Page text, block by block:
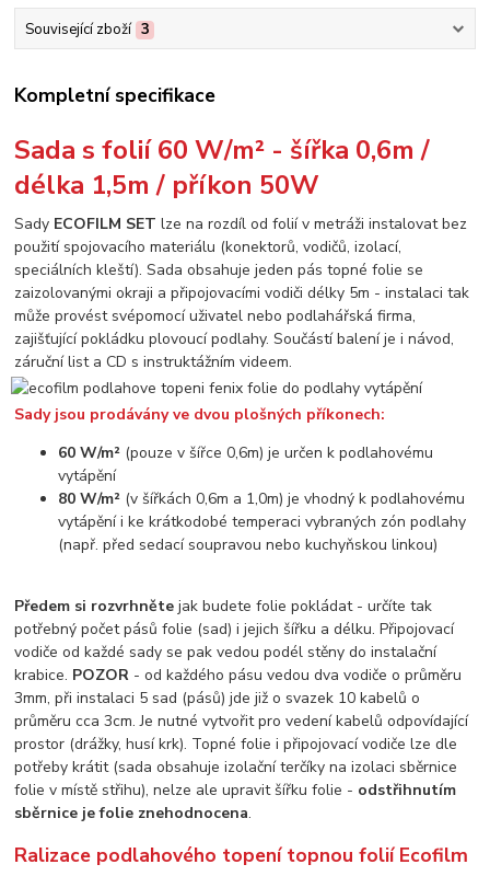
Související zboží 3
Kompletní specifikace
Sada s folií 60 W/m² - šířka 0,6m /
délka 1,5m / příkon 50W
Sady ECOFILM SET lze na rozdíl od folií v metráži instalovat bez
použití spojovacího materiálu (konektorů, vodičů, izolací,
speciálních kleští). Sada obsahuje jeden pás topné folie se
zaizolovanými okraji a připojovacími vodiči délky 5m - instalaci tak
může provést svépomocí uživatel nebo podlahářská firma,
zajišťující pokládku plovoucí podlahy. Součástí balení je i návod,
záruční list a CD s instruktážním videem.
Sady jsou prodávány ve dvou plošných příkonech:
60 W/m² (pouze v šířce 0,6m) je určen k podlahovému
vytápění
80 W/m² (v šířkách 0,6m a 1,0m) je vhodný k podlahovému
vytápění i ke krátkodobé temperaci vybraných zón podlahy
(např. před sedací soupravou nebo kuchyňskou linkou)
Předem si rozvrhněte jak budete folie pokládat - určíte tak
potřebný počet pásů folie (sad) i jejich šířku a délku. Připojovací
vodiče od každé sady se pak vedou podél stěny do instalační
krabice. POZOR - od každého pásu vedou dva vodiče o průměru
3mm, při instalaci 5 sad (pásů) jde již o svazek 10 kabelů o
průměru cca 3cm. Je nutné vytvořit pro vedení kabelů odpovídající
prostor (drážky, husí krk). Topné folie i připojovací vodiče lze dle
potřeby krátit (sada obsahuje izolační terčíky na izolaci sběrnice
folie v místě střihu), nelze ale upravit šířku folie - odstřihnutím
sběrnice je folie znehodnocena.
Ralizace podlahového topení topnou folií Ecofilm